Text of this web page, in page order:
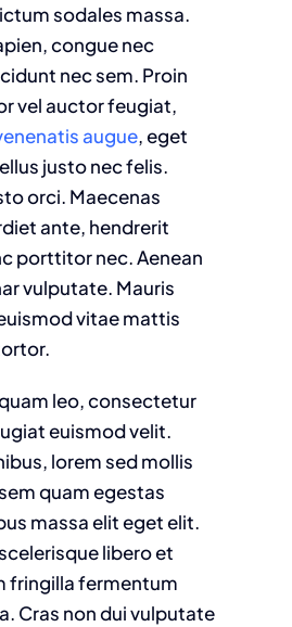
sodales massa.
congue nec
nec sem. Proin
vel auctor feugiat,
augue, eget
justo nec felis.
orci. Maecenas
ante, hendrerit
porttitor nec. Aenean
vulputate. Mauris
vitae mattis
leo, consectetur
euismod velit.
lorem sed mollis
quam egestas
massa elit eget elit.
libero et
fringilla fermentum
Cras non dui vulputate